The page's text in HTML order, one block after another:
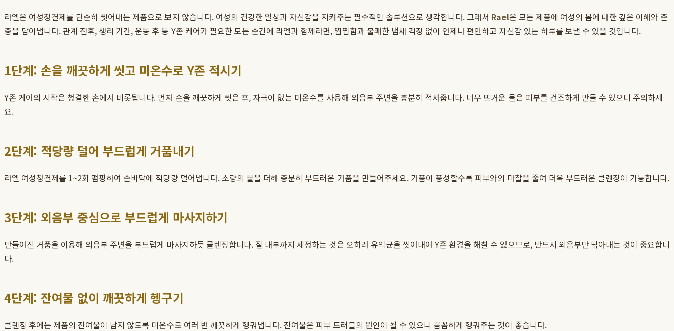
라엘은 여성청결제를 단순히 씻어내는 제품으로 보지 않습니다. 여성의 건강한 일상과 자신감을 지켜주는 필수적인 솔루션으로 생각합니다. 그래서 Rael은 모든 제품에 여성의 몸에 대한 깊은 이해와 존
중을 담아냅니다. 관계 전후, 생리 기간, 운동 후 등 Y존 케어가 필요한 모든 순간에 라엘과 함께라면, 찝찝함과 불쾌한 냄새 걱정 없이 언제나 편안하고 자신감 있는 하루를 보낼 수 있을 것입니다.
1단계: 손을 깨끗하게 씻고 미온수로 Y존 적시기
Y존 케어의 시작은 청결한 손에서 비롯됩니다. 먼저 손을 깨끗하게 씻은 후, 자극이 없는 미온수를 사용해 외음부 주변을 충분히 적셔줍니다. 너무 뜨거운 물은 피부를 건조하게 만들 수 있으니 주의하세
요.
2단계: 적당량 덜어 부드럽게 거품내기
라엘 여성청결제를 1~2회 펌핑하여 손바닥에 적당량 덜어냅니다. 소량의 물을 더해 충분히 부드러운 거품을 만들어주세요. 거품이 풍성할수록 피부와의 마찰을 줄여 더욱 부드러운 클렌징이 가능합니다.
3단계: 외음부 중심으로 부드럽게 마사지하기
만들어진 거품을 이용해 외음부 주변을 부드럽게 마사지하듯 클렌징합니다. 질 내부까지 세정하는 것은 오히려 유익균을 씻어내어 Y존 환경을 해칠 수 있으므로, 반드시 외음부만 닦아내는 것이 중요합니
다.
4단계: 잔여물 없이 깨끗하게 헹구기
클렌징 후에는 제품의 잔여물이 남지 않도록 미온수로 여러 번 깨끗하게 헹궈냅니다. 잔여물은 피부 트러블의 원인이 될 수 있으니 꼼꼼하게 헹궈주는 것이 좋습니다.